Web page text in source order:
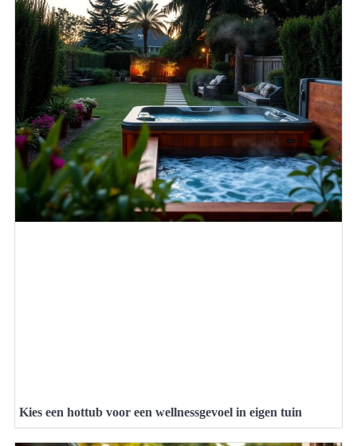
Kies een hottub voor een wellnessgevoel in eigen tuin